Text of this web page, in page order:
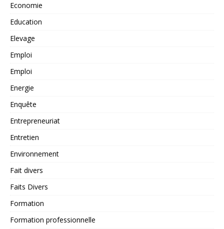
Economie
Education
Elevage
Emploi
Emploi
Energie
Enquête
Entrepreneuriat
Entretien
Environnement
Fait divers
Faits Divers
Formation
Formation professionnelle